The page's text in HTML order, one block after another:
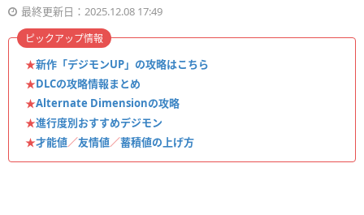
最終更新日：2025.12.08 17:49
★新作「デジモンUP」の攻略はこちら
★DLCの攻略情報まとめ
★Alternate Dimensionの攻略
★進行度別おすすめデジモン
★才能値／友情値／蓄積値の上げ方
ピックアップ情報